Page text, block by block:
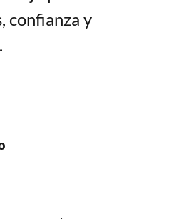
confianza y